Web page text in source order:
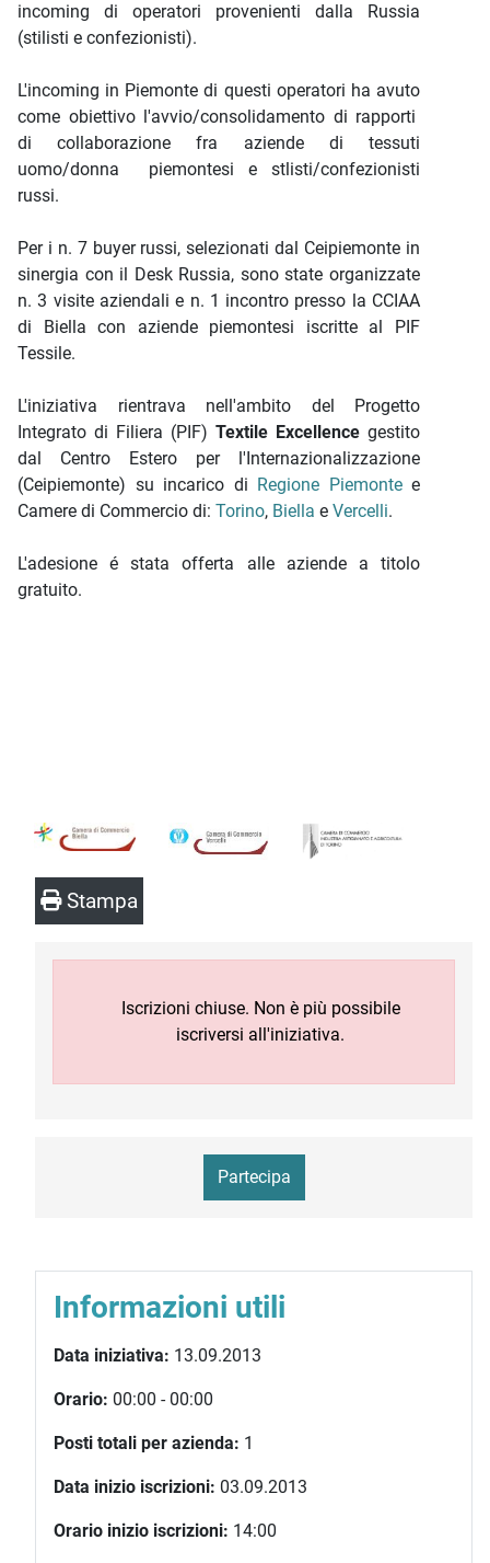
incoming di operatori provenienti dalla Russia
(stilisti e confezionisti).
L'incoming in Piemonte di questi operatori ha avuto
come obiettivo l'avvio/consolidamento di rapporti
di collaborazione fra aziende di tessuti
uomo/donna piemontesi e stlisti/confezionisti
russi.
Per i n. 7 buyer russi, selezionati dal Ceipiemonte in
sinergia con il Desk Russia, sono state organizzate
n. 3 visite aziendali e n. 1 incontro presso la CCIAA
di Biella con aziende piemontesi iscritte al PIF
Tessile.
L'iniziativa rientrava nell'ambito del Progetto
Integrato di Filiera (PIF) Textile Excellence gestito
dal Centro Estero per l'Internazionalizzazione
(Ceipiemonte) su incarico di Regione Piemontee
Camere di Commercio di: Torino, Biella e Vercelli.
L'adesione é stata offerta alle aziende a titolo
gratuito.
Stampa
Iscrizioni chiuse. Non è più possibile
iscriversi all'iniziativa.
Partecipa
Informazioni utili
Data iniziativa: 13.09.2013
Orario: 00:00 - 00:00
Posti totali per azienda: 1
Data inizio iscrizioni: 03.09.2013
Orario inizio iscrizioni: 14:00